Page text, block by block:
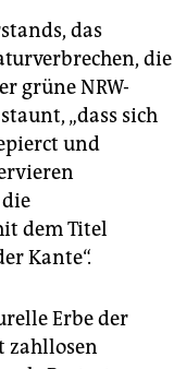
das
die
grüne NRW-
„dass sich
und
dem Titel
Kante“.
Erbe der
zahllosen